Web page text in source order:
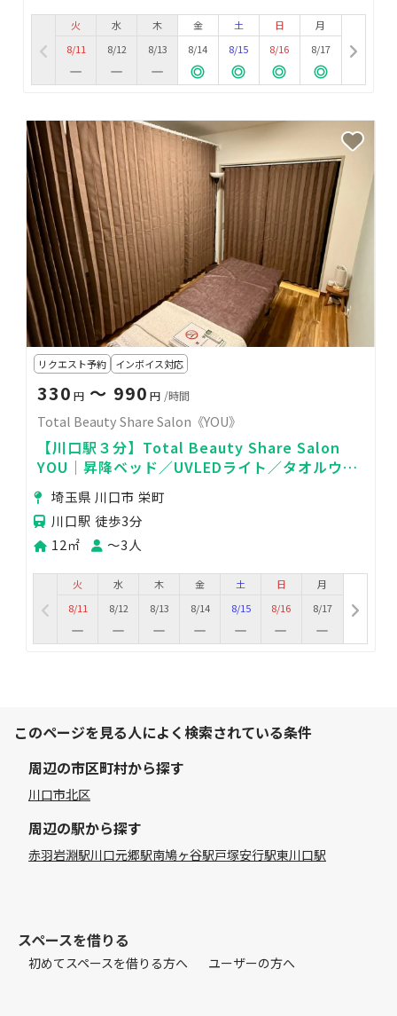
火
8/11
水
8/12
木
8/13
金
8/14
土
8/15
日
8/16
月
8/17
リクエスト予約 インボイス対応
330 円〜 990 円 /時間
Total Beauty Share Salon《YOU》
【川口駅３分】Total Beauty Share Salon
YOU｜昇降ベッド／UVLEDライト／タオルウォ
ーマーなどあり
埼玉県 川口市 栄町
川口駅 徒歩3分
12㎡
〜3人
火
8/11
水
8/12
木
8/13
金
8/14
土
8/15
日
8/16
月
8/17
このページを見る人によく検索されている条件
周辺の市区町村から探す
川口市北区
周辺の駅から探す
赤羽岩淵駅川口元郷駅南鳩ヶ谷駅戸塚安行駅東川口駅
スペースを借りる
初めてスペースを借りる方へ ユーザーの方へ